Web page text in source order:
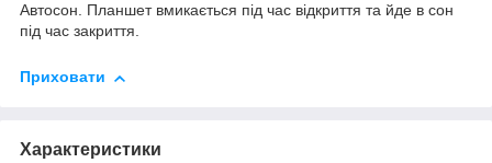
Автосон. Планшет вмикається під час відкриття та йде в сон
під час закриття.
Приховати
Характеристики